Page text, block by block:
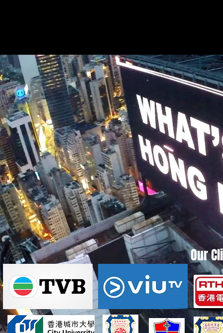
Our